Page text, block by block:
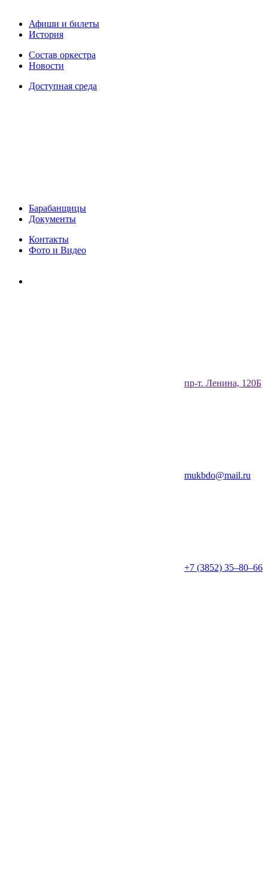
Афиши и билеты
История
Состав оркестра
Новости
Доступная среда
Барабанщицы
Документы
Контакты
Фото и Видео
​пр-т. Ленина, 120Б​
mukbdo@mail.ru
+7 (3852) 35‒80‒66